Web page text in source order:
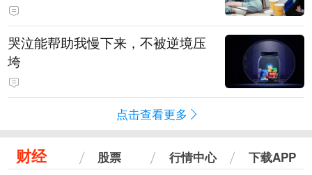
哭泣能帮助我慢下来，不被逆境压
垮
点击查看更多
财经 股票 行情中心 下载APP